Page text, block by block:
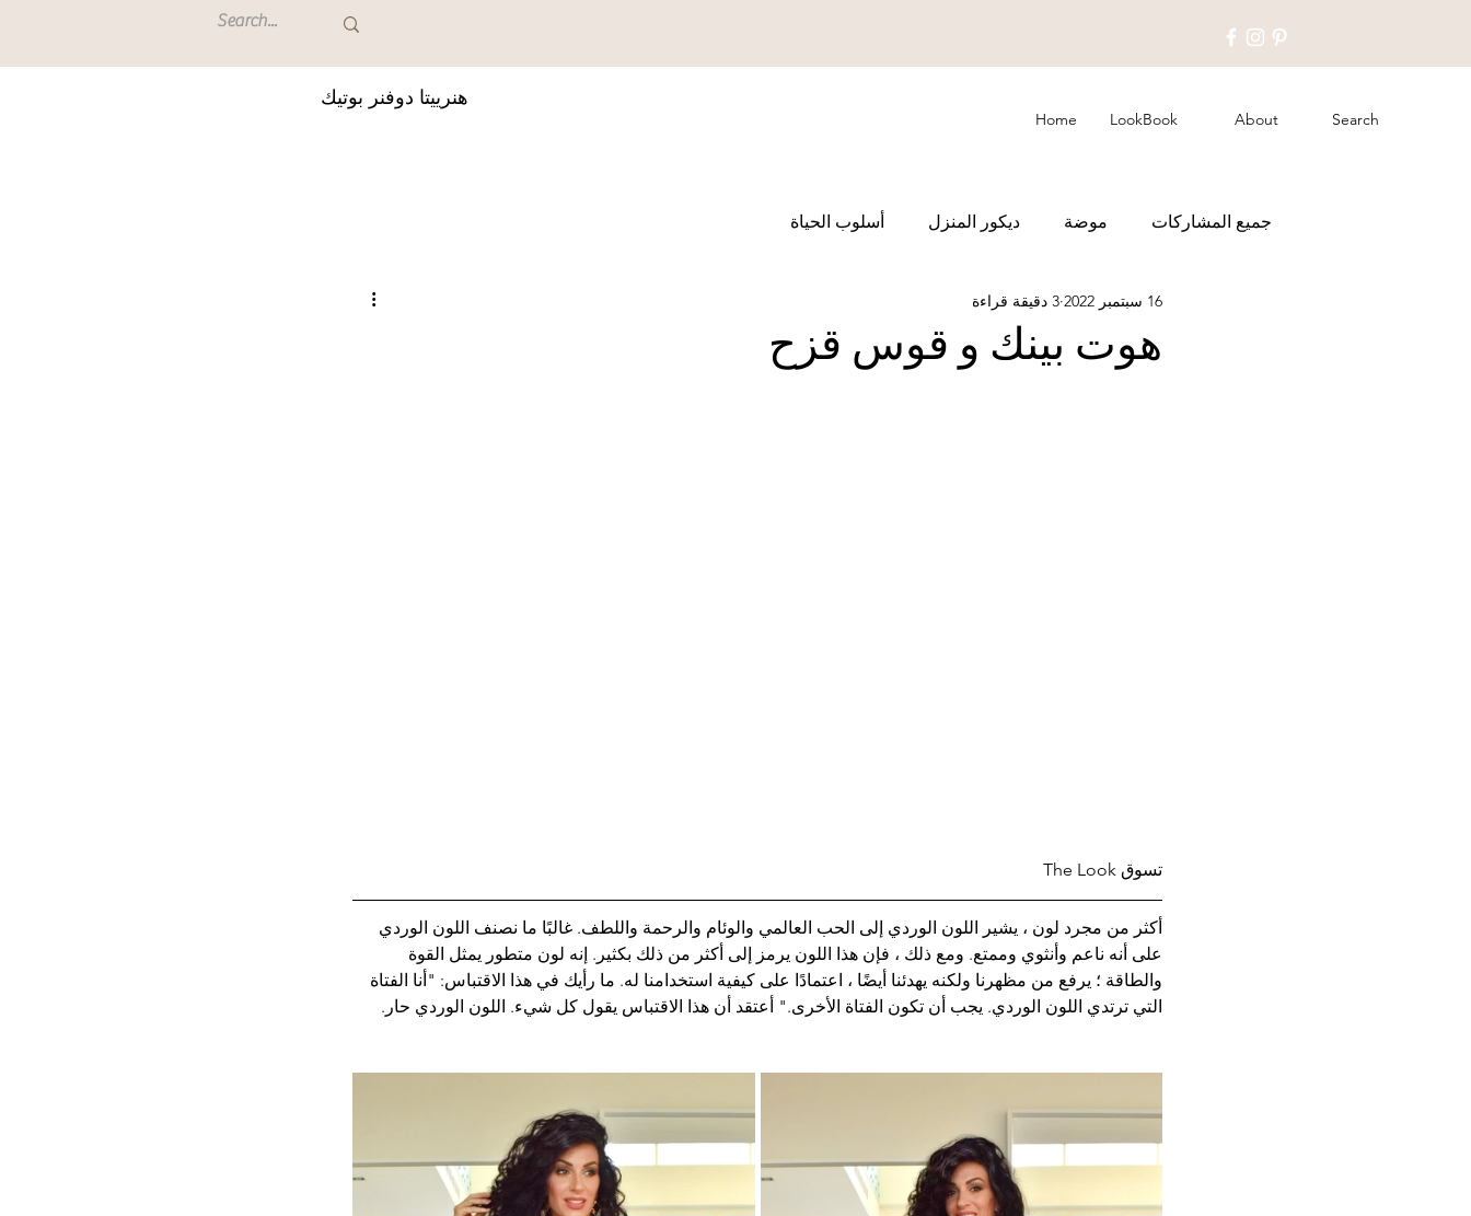
هنرييتا دوفنر بوتيك
Home LookBook About Search
جميع المشاركات موضة ديكور المنزل أسلوب الحياة
هوت بينك و قوس قزح
16 سبتمبر 2022 3 دقيقة قراءة
تسوق The Look
أكثر من مجرد لون ، يشير اللون الوردي إلى الحب العالمي والوئام والرحمة واللطف. غالبًا ما نصنف اللون الوردي
على أنه ناعم وأنثوي وممتع. ومع ذلك ، فإن هذا اللون يرمز إلى أكثر من ذلك بكثير. إنه لون متطور يمثل القوة
والطاقة ؛ يرفع من مظهرنا ولكنه يهدئنا أيضًا ، اعتمادًا على كيفية استخدامنا له. ما رأيك في هذا الاقتباس: "أنا الفتاة
التي ترتدي اللون الوردي. يجب أن تكون الفتاة الأخرى." أعتقد أن هذا الاقتباس يقول كل شيء. اللون الوردي حار.